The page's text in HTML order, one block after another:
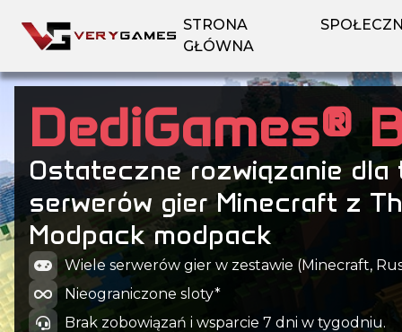
STRONA
GŁÓWNA
DediGames®
Ostateczne rozwiązanie dla
serwerów gier Minecraft z
Modpack modpack
Wiele serwerów gier w zestawie (Minecraft,
Nieograniczone sloty*
Brak zobowiązań i wsparcie 7 dni w tygodniu.